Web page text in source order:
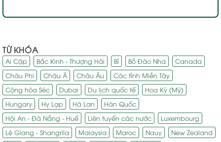
TỪ KHÓA
Ai Cập Bắc Kinh - Thượng Hải Bỉ Bồ Đào Nha
Canada
Châu Phi
Châu Á Châu Âu
Các tỉnh Miền Tây
Cộng hòa Séc
Dubai Du lịch quốc tế
Hoa Kỳ (Mỹ)
Hungary
Hy Lạp Hà Lan
Hàn Quốc
Hội An - Đà Nẵng - Huế
Liên tuyến các nước
Luxembourg
Lệ Giang - Shangrila
Malaysia Maroc Nauy
New Zealand